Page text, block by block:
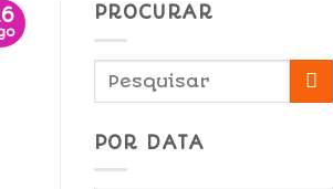
PROCURAR
POR DATA